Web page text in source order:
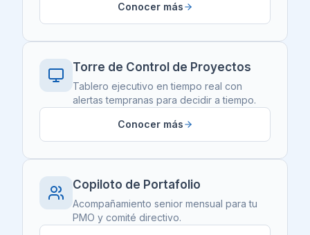
Conocer más
Torre de Control de Proyectos
Tablero ejecutivo en tiempo real con
alertas tempranas para decidir a tiempo.
Conocer más
Copiloto de Portafolio
Acompañamiento senior mensual para tu
PMO y comité directivo.